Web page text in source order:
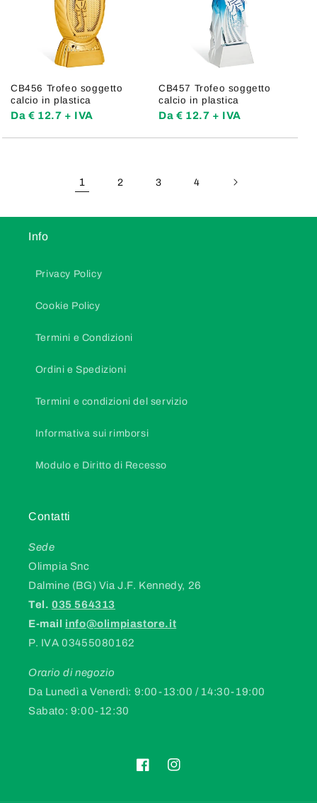
CB456 Trofeo soggetto
calcio in plastica
Da € 12.7 + IVA
CB457 Trofeo soggetto
calcio in plastica
Da € 12.7 + IVA
1 2 3 4
Info
Privacy Policy
Cookie Policy
Termini e Condizioni
Ordini e Spedizioni
Termini e condizioni del servizio
Informativa sui rimborsi
Modulo e Diritto di Recesso
Contatti
Sede
Olimpia Snc
Dalmine (BG) Via J.F. Kennedy, 26
Tel. 035 564313
E-mail info@olimpiastore.it
P. IVA 03455080162
Orario di negozio
Da Lunedì a Venerdì: 9:00-13:00 / 14:30-19:00
Sabato: 9:00-12:30
FacebookInstagram